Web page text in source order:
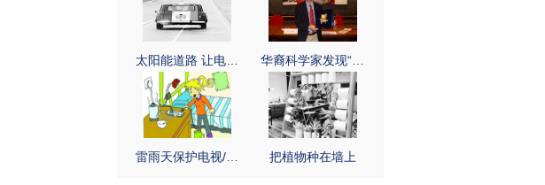
太阳能道路 让电… 华裔科学家发现“…
雷雨天保护电视/… 把植物种在墙上